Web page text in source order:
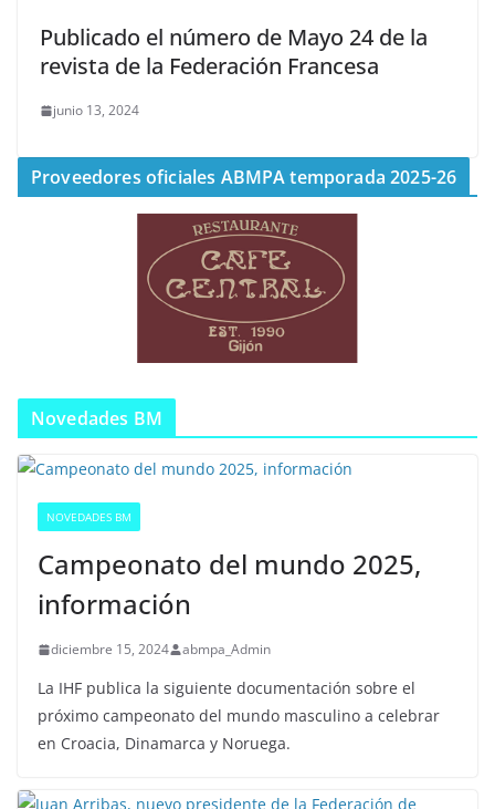
Publicado el número de Mayo 24 de la
revista de la Federación Francesa
junio 13, 2024
Proveedores oficiales ABMPA temporada 2025-26
Novedades BM
NOVEDADES BM
Campeonato del mundo 2025,
información
diciembre 15, 2024 abmpa_Admin
La IHF publica la siguiente documentación sobre el
próximo campeonato del mundo masculino a celebrar
en Croacia, Dinamarca y Noruega.